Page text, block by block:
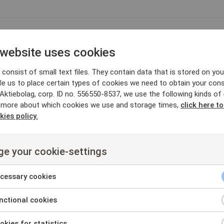
BörsmeddelandeMats Vikström har utsetts till ny
( publ). Han efterträder Harald Bauer som innehaft
28
Mantex levererar Biofuel Analyzer
Biofuel Analyzer till Norrtälje Energis
Analyzer säljs som en mättjänst som omfattar…
21
Halmstad Energi och Miljö
Analyzer
uses cookies
consist of small text files. They contain data that is stored on
us to place certain types of cookies we need to obtain your
corp. ID no. 556550-8537, we use the following kinds of
about which cookies we use and storage times, click here
policy.
your cookie-settings
cookies
cookies